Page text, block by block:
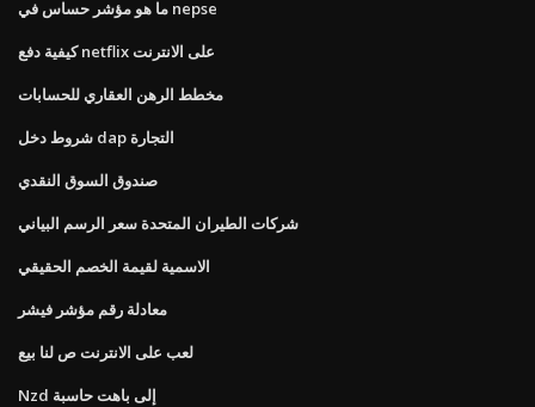
ما هو مؤشر حساس في nepse
كيفية دفع netflix على الانترنت
مخطط الرهن العقاري للحسابات
شروط دخل dap التجارة
صندوق السوق النقدي
شركات الطيران المتحدة سعر الرسم البياني
الاسمية لقيمة الخصم الحقيقي
معادلة رقم مؤشر فيشر
لعب على الانترنت ص لنا بيع
Nzd إلى باهت حاسبة